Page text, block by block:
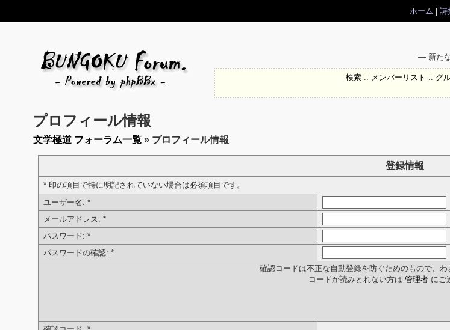
ホーム 詩
― 新た
検索:: メンバーリスト :: グ
プロフィール情報
文学極道 フォーラム一覧 » プロフィール情報
登録情報
* 印の項目で特に明記されていない場合は必須項目です。
ユーザー名: *
メールアドレス: *
パスワード: *
パスワードの確認: *
確認コードは不正な自動登録を防ぐためのもので、わ
コードが読みとれない方は 管理者にご